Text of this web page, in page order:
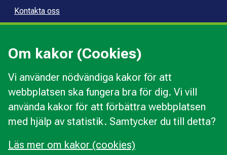
Om kakor (Cookies)
Vi använder nödvändiga kakor för att
webbplatsen ska fungera bra för dig. Vi vill
använda kakor för att förbättra webbplatsen
med hjälp av statistik. Samtycker du till detta?
Läs mer om kakor (cookies)
Kontakta oss
Press
Kommunal budget- och skuldrådgivning
Om webbplatsen
Behandling av personuppgifter